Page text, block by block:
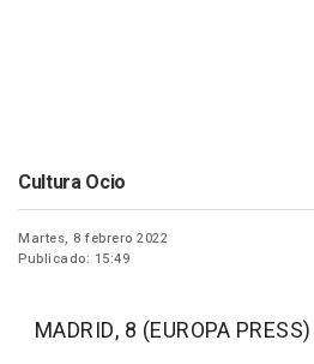
Cultura Ocio
Martes, 8 febrero 2022
Publicado: 15:49
MADRID, 8 (EUROPA PRESS)